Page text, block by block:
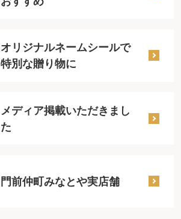
オリジナルネームシールで
特別な贈り物に
メディア掲載いただきまし
た
門前仲町みなとや実店舗